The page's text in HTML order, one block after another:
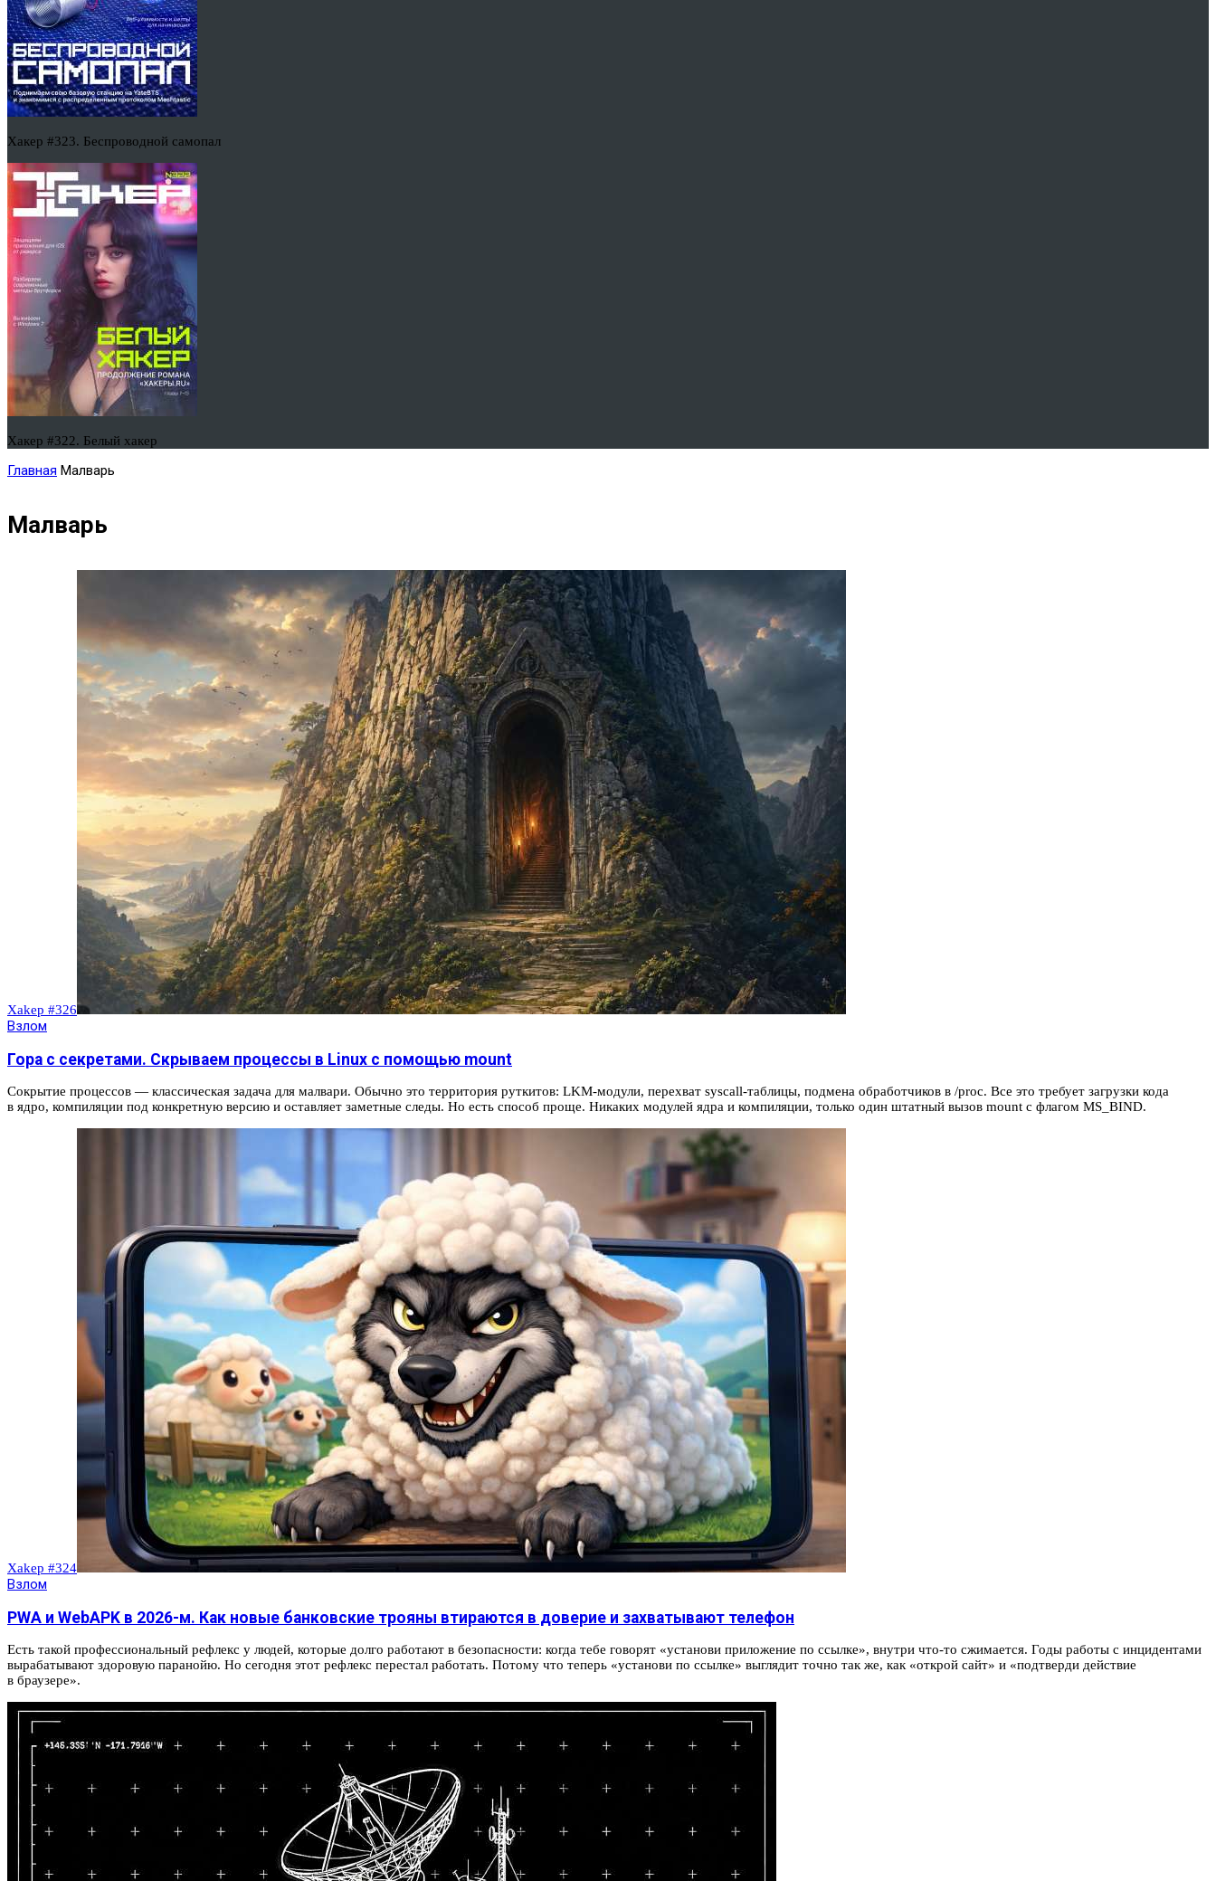
Хакер #323. Беспроводной самопал
Хакер #322. Белый хакер
Главная Малварь
Малварь
Xakep #326
Взлом
Гора с секретами. Скрываем процессы в Linux c помощью mount
Сокрытие процессов — классическая задача для малвари. Обычно это территория руткитов: LKM-модули, перехват syscall-таблицы, подмена обработчиков в /proc. Все это требует загрузки кода
в ядро, компиляции под конкретную версию и оставляет заметные следы. Но есть способ проще. Никаких модулей ядра и компиляции, только один штатный вызов mount с флагом MS_BIND.
Xakep #324
Взлом
PWA и WebAPK в 2026-м. Как новые банковские трояны втираются в доверие и захватывают телефон
Есть такой профессиональный рефлекс у людей, которые долго работают в безопасности: когда тебе говорят «установи приложение по ссылке», внутри что‑то сжимается. Годы работы с инцидентами
вырабатывают здоровую паранойю. Но сегодня этот рефлекс перестал работать. Потому что теперь «установи по ссылке» выглядит точно так же, как «открой сайт» и «подтверди действие
в браузере».